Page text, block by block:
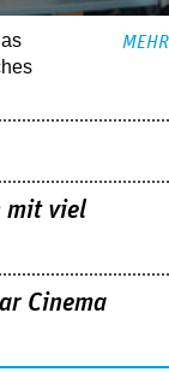
MEHR
mit viel
Cinema